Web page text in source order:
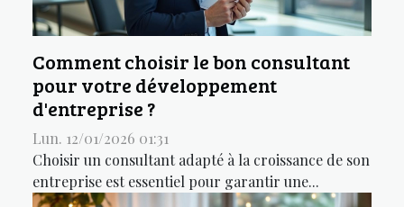
Comment choisir le bon consultant
pour votre développement
d'entreprise ?
Lun. 12/01/2026 01:31
Choisir un consultant adapté à la croissance de son
entreprise est essentiel pour garantir une...